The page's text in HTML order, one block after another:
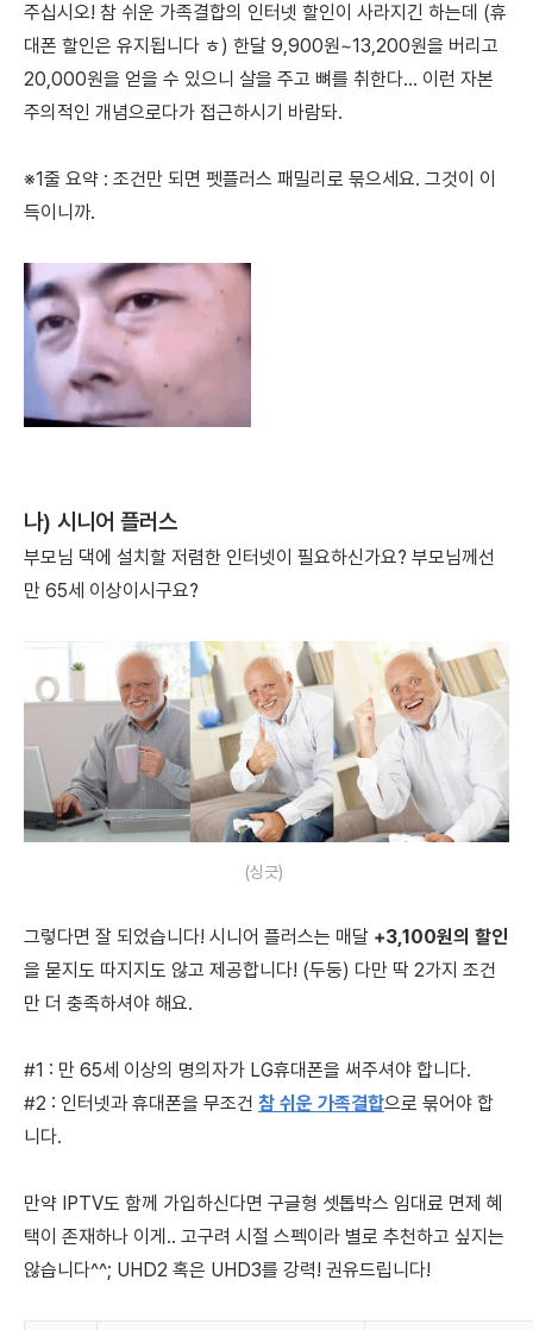
주십시오! 참 쉬운 가족결합의 인터넷 할인이 사라지긴 하는데 (휴
대폰 할인은 유지됩니다 ㅎ) 한달 9,900원~13,200원을 버리고
20,000원을 얻을 수 있으니 살을 주고 뼈를 취한다... 이런 자본
주의적인 개념으로다가 접근하시기 바람돠.
※1줄 요약 : 조건만 되면 펫플러스 패밀리로 묶으세요. 그것이 이
득이니까.
나) 시니어 플러스
부모님 댁에 설치할 저렴한 인터넷이 필요하신가요? 부모님께선
만 65세 이상이시구요?
(싱긋)
그렇다면 잘 되었습니다! 시니어 플러스는 매달 +3,100원의 할인
을 묻지도 따지지도 않고 제공합니다! (두둥) 다만 딱 2가지 조건
만 더 충족하셔야 해요.
#1 : 만 65세 이상의 명의자가 LG휴대폰을 써주셔야 합니다.
#2 : 인터넷과 휴대폰을 무조건 참 쉬운 가족결합으로 묶어야 합
니다.
만약 IPTV도 함께 가입하신다면 구글형 셋톱박스 임대료 면제 혜
택이 존재하나 이게.. 고구려 시절 스펙이라 별로 추천하고 싶지는
않습니다^^; UHD2 혹은 UHD3를 강력! 권유드립니다!